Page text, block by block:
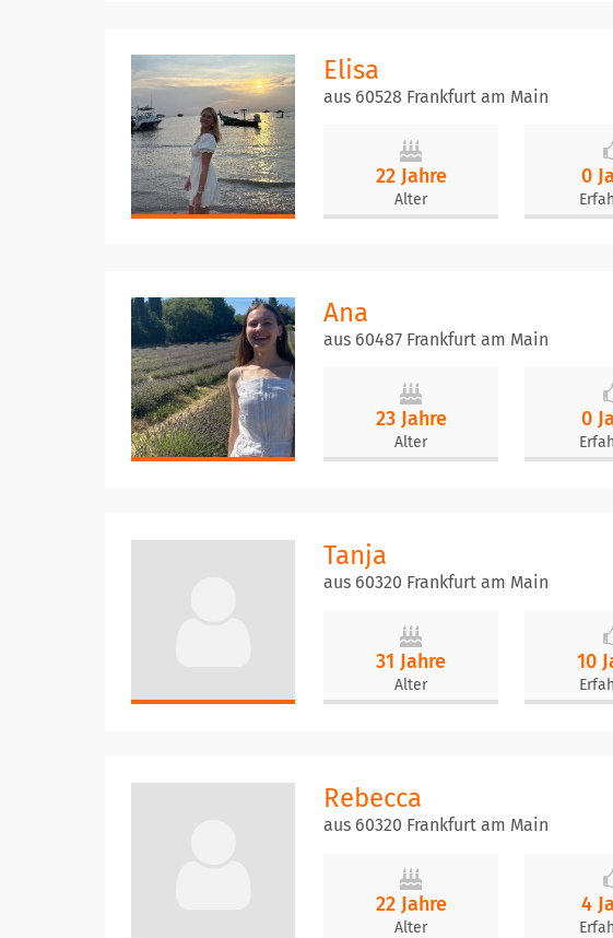
Elisa
aus 60528 Frankfurt am Main
22 Jahre
Alter
0
Ana
aus 60487 Frankfurt am Main
23 Jahre
Alter
0
Tanja
aus 60320 Frankfurt am Main
31 Jahre
Alter
10
Rebecca
aus 60320 Frankfurt am Main
22 Jahre
Alter
4